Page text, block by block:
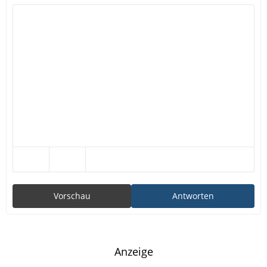
Antworten
Vorschau
Anzeige